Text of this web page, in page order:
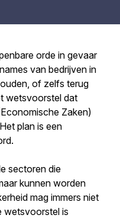
orde in gevaar
van bedrijven in
of zelfs terug
wetsvoorstel dat
Zaken)
plan is een
sectoren die
kunnen worden
mag immers niet
wetsvoorstel is